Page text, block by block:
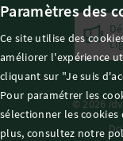
© 2026i
Paramètres des
Ce site utilise des
améliorer l'expérience
cliquant sur "Je suis
Pour paramétrer les
sélectionner les cookies
plus, consultez notre